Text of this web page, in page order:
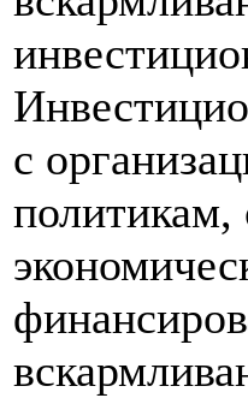
с
политикам,